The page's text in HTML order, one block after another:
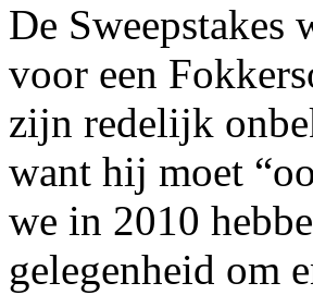
De Sweepstakes
voor een
zijn redelijk
want hij moet
we in 2010
gelegenheid om